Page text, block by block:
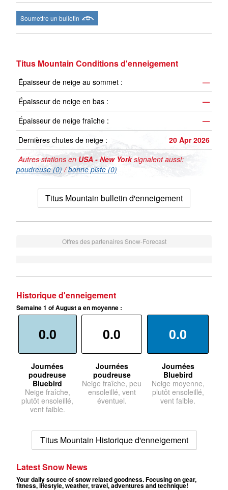
Soumettre un bulletin
Titus Mountain Conditions d'enneigement
Épaisseur de neige au sommet :
—
Épaisseur de neige en bas :
—
Épaisseur de neige fraîche :
—
Dernières chutes de neige :
20 Apr 2026
Autres stations en USA - New Yorksignalent aussi:
poudreuse (0) /bonne piste (0)
Titus Mountain bulletin d'enneigement
Offres des partenaires Snow-Forecast
Historique d'enneigement
Semaine 1 of August a en moyenne :
0.0
Journées
poudreuse
Bluebird
Neige fraîche,
plutôt ensoleillé,
vent faible.
0.0
Journées
poudreuse
Neige fraîche, peu
ensoleillé, vent
éventuel.
0.0
Journées
Bluebird
Neige moyenne,
plutôt ensoleillé,
vent faible.
Titus Mountain Historique d'enneigement